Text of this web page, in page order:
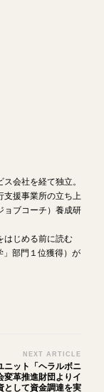
会社を経て独立。
支援事業所の立ち上
ョブコーチ）養成研
はじめる前に読む
部門１位獲得）が
NEXT ARTICLE
ニット「ヘラルボニ
変革推進財団よりイ
として資金調達を実